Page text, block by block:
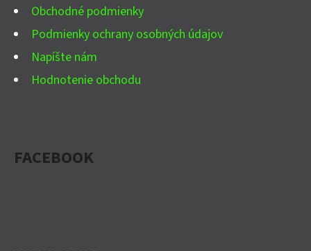
Obchodné podmienky
Podmienky ochrany osobných údajov
Napíšte nám
Hodnotenie obchodu
FACEBOOK